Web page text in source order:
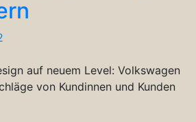
auf neuem Level: Volkswagen
von Kundinnen und Kunden